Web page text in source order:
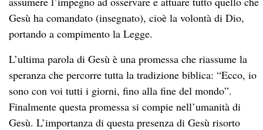
Gesù ha comandato (insegnato), cioè la volontà di Dio,
portando a compimento la Legge.
L’ultima parola di Gesù è una promessa che riassume la
speranza che percorre tutta la tradizione biblica: “Ecco, io
sono con voi tutti i giorni, fino alla fine del mondo”.
Finalmente questa promessa si compie nell’umanità di
Gesù. L’importanza di questa presenza di Gesù risorto